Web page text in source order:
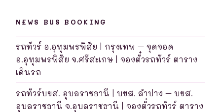
NEWS BUS BOOKING
รถทัวร์ อ.อุทุมพรพิสัย | กรุงเทพ – จุดจอด
อ.อุทุมพรพิสัย จ.ศรีสะเกษ | จองตั๋วรถทัวร์ ตาราง
เดินรถ
รถทัวร์บขส. อุบลราชธานี | บขส. ลำปาง – บขส.
อุบลราชธานี จ.อุบลราชธานี | จองตั๋วรถทัวร์ ตาราง